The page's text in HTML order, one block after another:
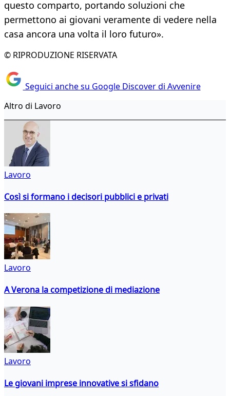
questo comparto, portando soluzioni che
permettono ai giovani veramente di vedere nella
casa ancora una volta il loro futuro».
© RIPRODUZIONE RISERVATA
Seguici anche su Google Discover di Avvenire
Altro di Lavoro
Lavoro
Così si formano i decisori pubblici e privati
Lavoro
A Verona la competizione di mediazione
Lavoro
Le giovani imprese innovative si sfidano